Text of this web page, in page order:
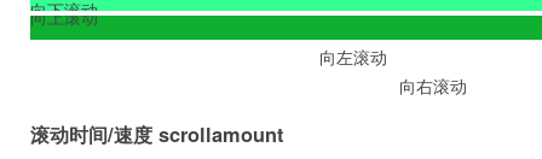
向左滚动
向右滚动
滚动时间/速度 scrollamount